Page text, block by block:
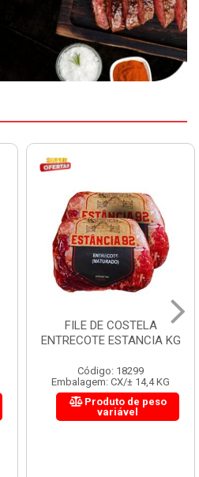
FILE DE COSTELA
ENTRECOTE ESTANCIA KG
Código: 18299
Embalagem: CX/± 14,4 KG
Produto de peso
variável